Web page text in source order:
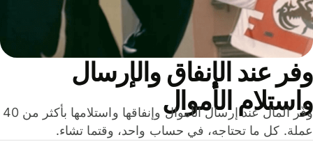
عند الإنفاق والإرسال
الأموال
وفّر المال عند إرسال الأموال وإنفاقها واستلامها بأكثر من 40
كل ما تحتاجه، في حساب واحد، وقتما تشاء.